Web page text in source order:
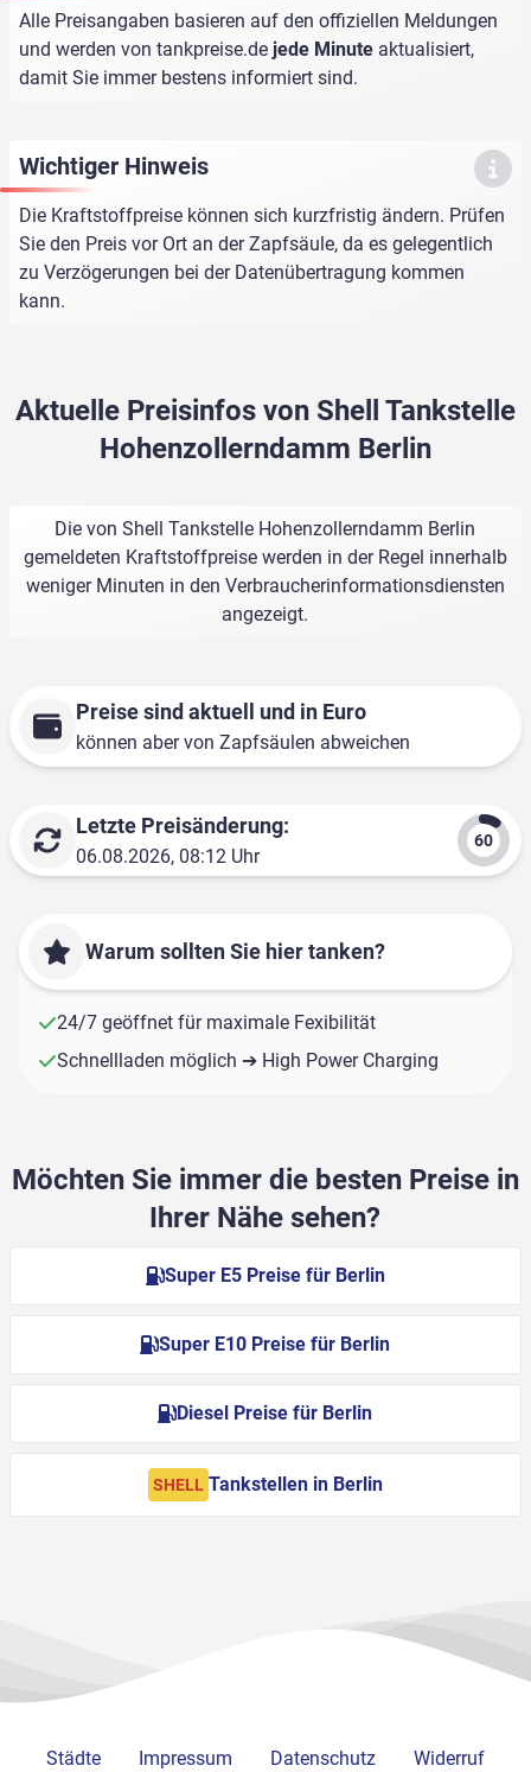
Alle Preisangaben basieren auf den offiziellen Meldungen
und werden von tankpreise.de jede Minute aktualisiert,
damit Sie immer bestens informiert sind.
Wichtiger Hinweis
Die Kraftstoffpreise können sich kurzfristig ändern. Prüfen
Sie den Preis vor Ort an der Zapfsäule, da es gelegentlich
zu Verzögerungen bei der Datenübertragung kommen
kann.
Aktuelle Preisinfos von Shell Tankstelle
Hohenzollerndamm Berlin
Die von Shell Tankstelle Hohenzollerndamm Berlin
gemeldeten Kraftstoffpreise werden in der Regel innerhalb
weniger Minuten in den Verbraucherinformationsdiensten
angezeigt.
Preise sind aktuell und in Euro
können aber von Zapfsäulen abweichen
Letzte Preisänderung:
06.08.2026, 08:12 Uhr
Warum sollten Sie hier tanken?
24/7 geöffnet für maximale Fexibilität
Schnellladen möglich ➔ High Power Charging
Möchten Sie immer die besten Preise in
Ihrer Nähe sehen?
Super E5 Preise für Berlin
Super E10 Preise für Berlin
Diesel Preise für Berlin
SHELL Tankstellen in Berlin
Städte Impressum Datenschutz Widerruf